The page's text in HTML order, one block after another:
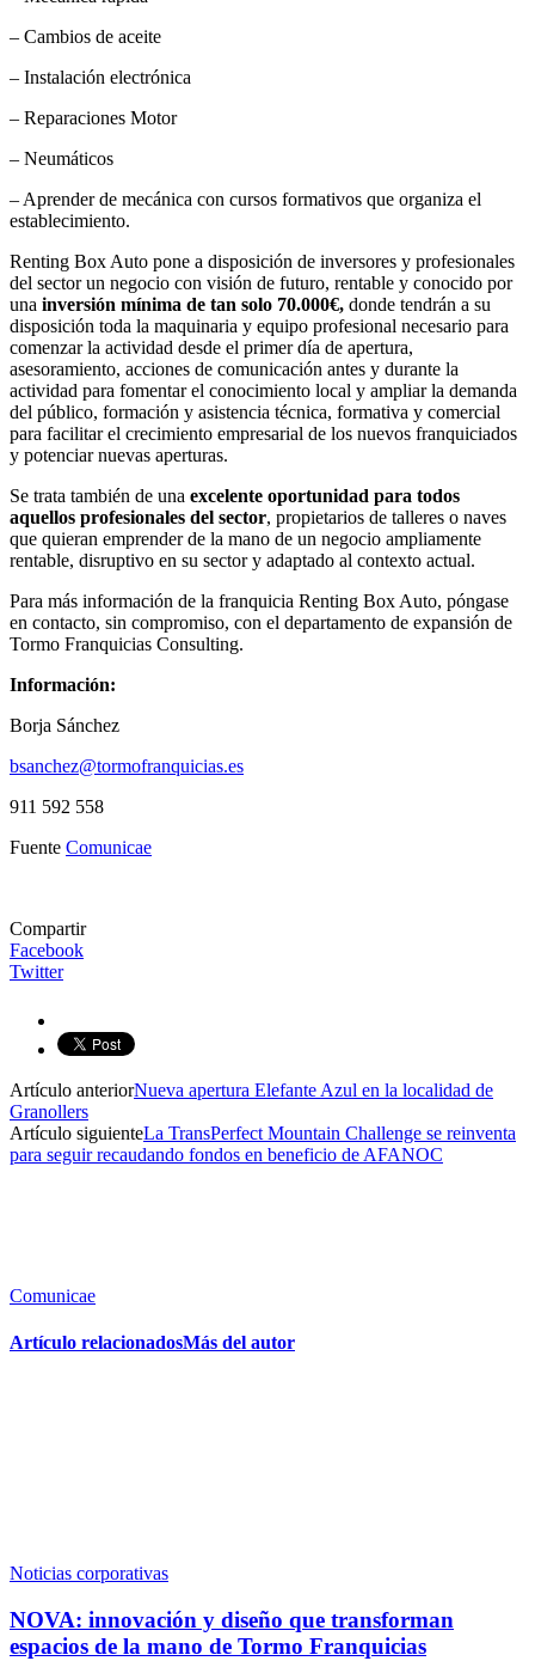
– Cambios de aceite
– Instalación electrónica
– Reparaciones Motor
– Neumáticos
– Aprender de mecánica con cursos formativos que organiza el
establecimiento.
Renting Box Auto pone a disposición de inversores y profesionales
del sector un negocio con visión de futuro, rentable y conocido por
una inversión mínima de tan solo 70.000€, donde tendrán a su
disposición toda la maquinaria y equipo profesional necesario para
comenzar la actividad desde el primer día de apertura,
asesoramiento, acciones de comunicación antes y durante la
actividad para fomentar el conocimiento local y ampliar la demanda
del público, formación y asistencia técnica, formativa y comercial
para facilitar el crecimiento empresarial de los nuevos franquiciados
y potenciar nuevas aperturas.
Se trata también de una excelente oportunidad para todos
aquellos profesionales del sector, propietarios de talleres o naves
que quieran emprender de la mano de un negocio ampliamente
rentable, disruptivo en su sector y adaptado al contexto actual.
Para más información de la franquicia Renting Box Auto, póngase
en contacto, sin compromiso, con el departamento de expansión de
Tormo Franquicias Consulting.
Información:
Borja Sánchez
bsanchez@tormofranquicias.es
911 592 558
Fuente Comunicae
Compartir
Facebook
Twitter
Artículo anteriorNueva apertura Elefante Azul en la localidad de
Granollers
Artículo siguienteLa TransPerfect Mountain Challenge se reinventa
para seguir recaudando fondos en beneficio de AFANOC
Comunicae
Artículo relacionadosMás del autor
Noticias corporativas
NOVA: innovación y diseño que transforman
espacios de la mano de Tormo Franquicias